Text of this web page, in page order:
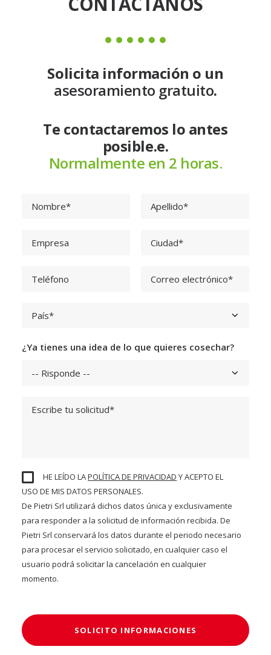
Solicita información o un
asesoramiento gratuito.
Te contactaremos lo antes
posible.e.
Normalmente en 2 horas.
¿Ya tienes una idea de lo que quieres cosechar?
HE LEÍDO LAPOLÍTICA DE PRIVACIDAD Y ACEPTO EL
USO DE MIS DATOS PERSONALES.
De Pietri Srl utilizará dichos datos única y exclusivamente
para responder a la solicitud de información recibida. De
Pietri Srl conservará los datos durante el periodo necesario
para procesar el servicio solicitado, en cualquier caso el
usuario podrá solicitar la cancelación en cualquier
momento.